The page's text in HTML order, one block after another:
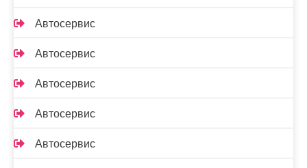
Автосервис
Автосервис
Автосервис
Автосервис
Автосервис